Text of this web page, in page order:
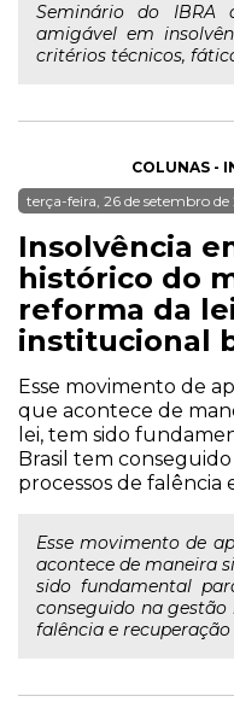
Seminário do IBRA
amigável em
critérios técnicos,
COLUNAS -
terça-feira, 26 de setembro de
Insolvência
histórico do
reforma da
institucional
Esse movimento de
que acontece de
lei, tem sido
Brasil tem
processos de falência
Esse movimento de
acontece de maneira
sido fundamental
conseguido na gestão
falência e recuperação